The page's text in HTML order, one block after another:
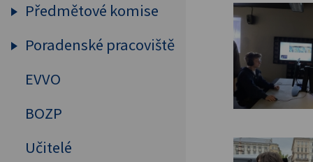
Prima
Sekunda
Sexta
Předmětové komise
Humanitní předměty
Tělesná výchova
Poradenské pracoviště
Primární prevence
EVVO
BOZP
Učitelé